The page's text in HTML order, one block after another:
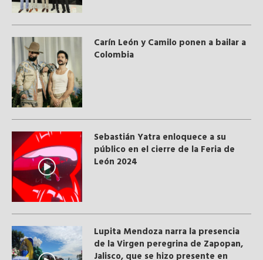
Carín León y Camilo ponen a bailar a
Colombia
Sebastián Yatra enloquece a su
público en el cierre de la Feria de
León 2024
Lupita Mendoza narra la presencia
de la Virgen peregrina de Zapopan,
Jalisco, que se hizo presente en